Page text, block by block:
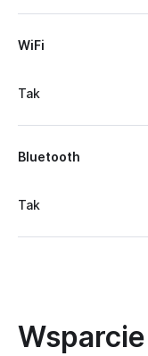
WiFi
Tak
Bluetooth
Tak
Wsparcie